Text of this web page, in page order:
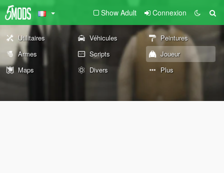
Show Adult Connexion
Utilitaires Véhicules
Peintures
Armes
Scripts
Joueur
Maps
Divers Plus